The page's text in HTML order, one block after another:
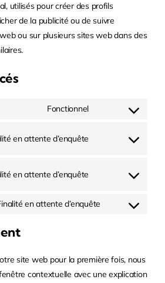
utilisés pour créer des profils
de la publicité ou de suivre
ou sur plusieurs sites web dans des
Fonctionnel
en attente d’enquête
fonts
en attente d’enquête
service
en attente d’enquête
Consent
#!trpst#trp-
gettext-
site web pour la première fois, nous
contextuelle avec une explication